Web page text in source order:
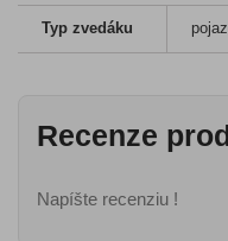
Typ zvedáku
Recenze
Napíšte recenziu !